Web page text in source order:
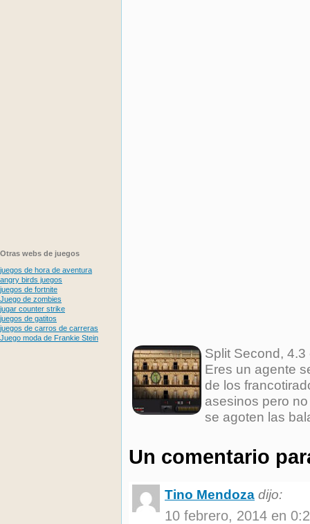
Otras webs de juegos
juegos de hora de aventura
angry birds juegos
juegos de fortnite
Juego de zombies
jugar counter strike
juegos de gatitos
juegos de carros de carreras
Juego moda de Frankie Stein
Split Second, 4.3
Eres un agente
de los
asesinos pero
se agoten las
Un comentario
Tino Mendoza dijo:
10 febrero, 2014 en